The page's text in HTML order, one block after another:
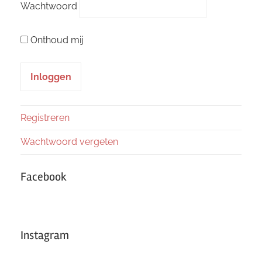
Wachtwoord
Onthoud mij
Registreren
Wachtwoord vergeten
Facebook
Instagram